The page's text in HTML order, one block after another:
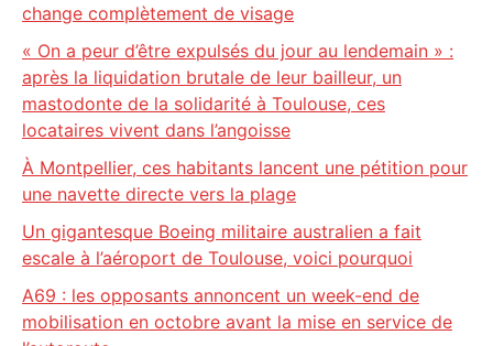
change complètement de visage
« On a peur d’être expulsés du jour au lendemain » :
après la liquidation brutale de leur bailleur, un
mastodonte de la solidarité à Toulouse, ces
locataires vivent dans l’angoisse
À Montpellier, ces habitants lancent une pétition pour
une navette directe vers la plage
Un gigantesque Boeing militaire australien a fait
escale à l’aéroport de Toulouse, voici pourquoi
A69 : les opposants annoncent un week-end de
mobilisation en octobre avant la mise en service de